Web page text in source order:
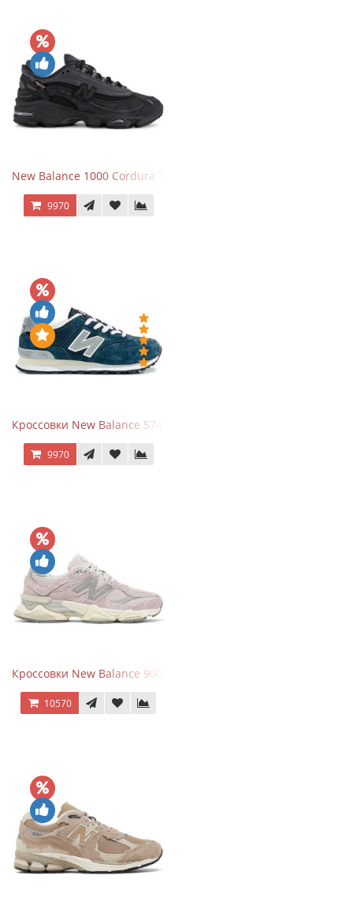
New Balance 1000 Cordura Trainers Black Cement
9970
Кроссовки New Balance 574 Navy Grey
9970
Кроссовки New Balance 9060 December Sky
10570